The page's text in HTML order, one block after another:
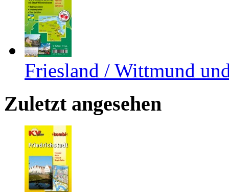
Friesland / Wittmund
Zuletzt angesehen